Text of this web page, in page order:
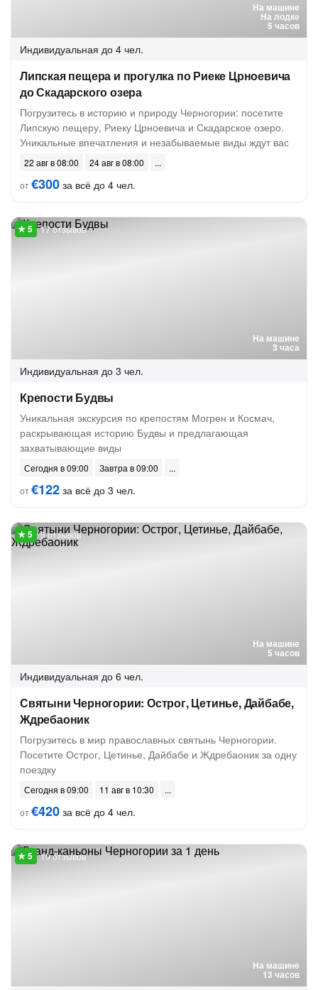
На машине
На лодке
5 часов
Индивидуальная до 4 чел.
Липская пещера и прогулка по Риеке Црноевича
до Скадарского озера
Погрузитесь в историю и природу Черногории: посетите
Липскую пещеру, Риеку Црноевича и Скадарское озеро.
Уникальные впечатления и незабываемые виды ждут вас
22 авг в 08:00
24 авг в 08:00
от€300 за всё до 4 чел.
На машине
3 часа
17 отзывов
Индивидуальная до 3 чел.
Крепости Будвы
Уникальная экскурсия по крепостям Могрен и Космач,
раскрывающая историю Будвы и предлагающая
захватывающие виды
Сегодня в 09:00
Завтра в 09:00
от€122 за всё до 3 чел.
На машине
5 часов
5 отзывов
Индивидуальная до 6 чел.
Святыни Черногории: Острог, Цетинье, Дайбабе,
Ждребаоник
Погрузитесь в мир православных святынь Черногории.
Посетите Острог, Цетинье, Дайбабе и Ждребаоник за одну
поездку
Сегодня в 09:00
11 авг в 10:30
от€420 за всё до 4 чел.
На машине
13 часов
19 отзывов